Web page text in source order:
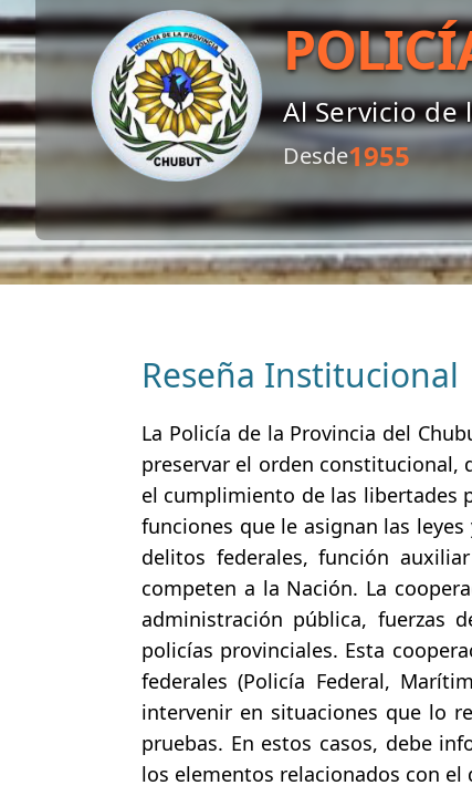
Al Servicio de
Desde1955
Reseña Institucional
La Policía de la Provincia del
preservar el orden constitucional,
el cumplimiento de las libertades
funciones que le asignan las
delitos federales, función
competen a la Nación. La
administración pública, fuerzas
policías provinciales. Esta
federales (Policía Federal,
intervenir en situaciones que lo
pruebas. En estos casos, debe
los elementos relacionados con el